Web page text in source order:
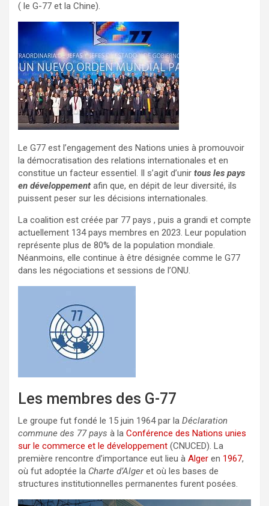
( le G-77 et la Chine).
Le G77 est l’engagement des Nations unies à promouvoir
la démocratisation des relations internationales et en
constitue un facteur essentiel. Il s’agit d’unir tous les pays
en développement afin que, en dépit de leur diversité, ils
puissent peser sur les décisions internationales.
La coalition est créée par 77 pays , puis a grandi et compte
actuellement 134 pays membres en 2023. Leur population
représente plus de 80% de la population mondiale.
Néanmoins, elle continue à être désignée comme le G77
dans les négociations et sessions de l’ONU.
Les membres des G-77
Le groupe fut fondé le 15 juin 1964 par la Déclaration
commune des 77 pays à la Conférence des Nations unies
sur le commerce et le développement (CNUCED). La
première rencontre d’importance eut lieu à Alger en 1967,
où fut adoptée la Charte d’Algeret où les bases de
structures institutionnelles permanentes furent posées.